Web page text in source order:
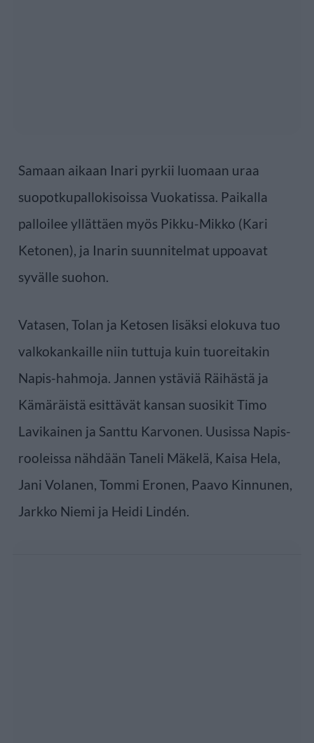
Samaan aikaan Inari pyrkii luomaan uraa
suopotkupallokisoissa Vuokatissa. Paikalla
palloilee yllättäen myös Pikku-Mikko (Kari
Ketonen), ja Inarin suunnitelmat uppoavat
syvälle suohon.
Vatasen, Tolan ja Ketosen lisäksi elokuva tuo
valkokankaille niin tuttuja kuin tuoreitakin
Napis-hahmoja. Jannen ystäviä Räihästä ja
Kämäräistä esittävät kansan suosikit Timo
Lavikainen ja Santtu Karvonen. Uusissa Napis-
rooleissa nähdään Taneli Mäkelä, Kaisa Hela,
Jani Volanen, Tommi Eronen, Paavo Kinnunen,
Jarkko Niemi ja Heidi Lindén.